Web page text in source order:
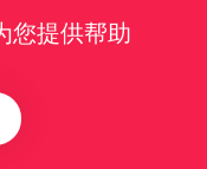
您提供帮助